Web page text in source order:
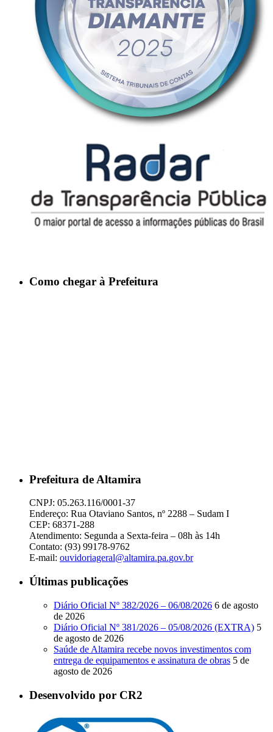
Como chegar à Prefeitura
Prefeitura de Altamira
CNPJ: 05.263.116/0001-37
Endereço: Rua Otaviano Santos, nº 2288 – Sudam I
CEP: 68371-288
Atendimento: Segunda a Sexta-feira – 08h às 14h
Contato: (93) 99178-9762
E-mail: ouvidoriageral@altamira.pa.gov.br
Últimas publicações
Diário Oficial Nº 382/2026 – 06/08/2026 6 de agosto
de 2026
Diário Oficial Nº 381/2026 – 05/08/2026 (EXTRA) 5
de agosto de 2026
Saúde de Altamira recebe novos investimentos com
entrega de equipamentos e assinatura de obras 5 de
agosto de 2026
Desenvolvido por CR2